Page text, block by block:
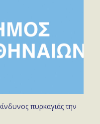
πυρκαγιάς την